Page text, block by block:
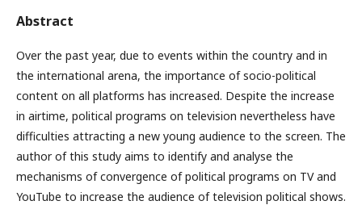
Abstract
Over the past year, due to events within the country and in
the international arena, the importance of socio-political
content on all platforms has increased. Despite the increase
in airtime, political programs on television nevertheless have
difficulties attracting a new young audience to the screen. The
author of this study aims to identify and analyse the
mechanisms of convergence of political programs on TV and
YouTube to increase the audience of television political shows.